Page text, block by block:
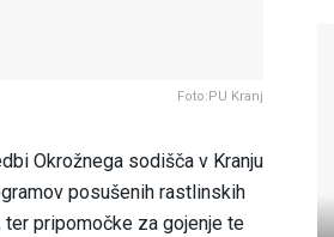
Foto:PU Kranj
Okrožnega sodišča v Kranju
posušenih rastlinskih
ter pripomočke za gojenje te